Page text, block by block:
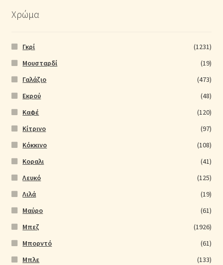
Χρώμα
Γκρί
(1231)
Μουσταρδί
(19)
Γαλάζιο
(473)
Εκρού
(48)
Καφέ
(120)
Κίτρινο
(97)
Kόκκινο
(108)
Κοραλι
(41)
Λευκό
(125)
Λιλά
(19)
Μαύρο
(61)
Μπεζ
(1926)
Μπορντό
(61)
Μπλε
(133)